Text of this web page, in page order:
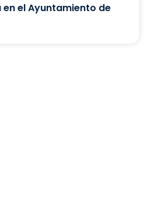
el Ayuntamiento de